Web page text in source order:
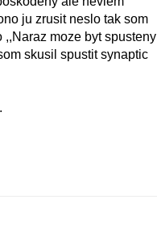
ju zrusit neslo tak som
moze byt spusteny
skusil spustit synaptic